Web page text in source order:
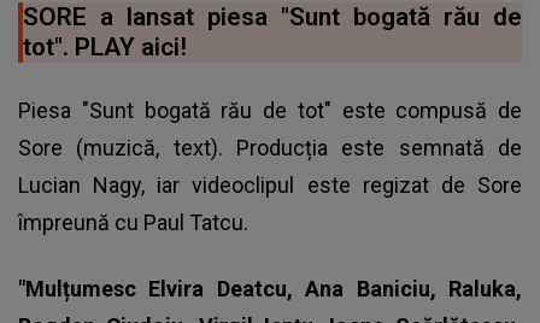
SORE a lansat piesa "Sunt bogată rău de
tot". PLAY aici!
Piesa "Sunt bogată rău de tot" este compusă de
Sore (muzică, text). Producția este semnată de
Lucian Nagy, iar videoclipul este regizat de Sore
împreună cu Paul Tatcu.
"Mulțumesc Elvira Deatcu, Ana Baniciu, Raluka,